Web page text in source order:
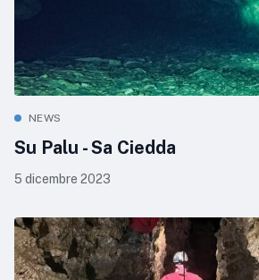
NEWS
Su Palu - Sa Ciedda
5 dicembre 2023